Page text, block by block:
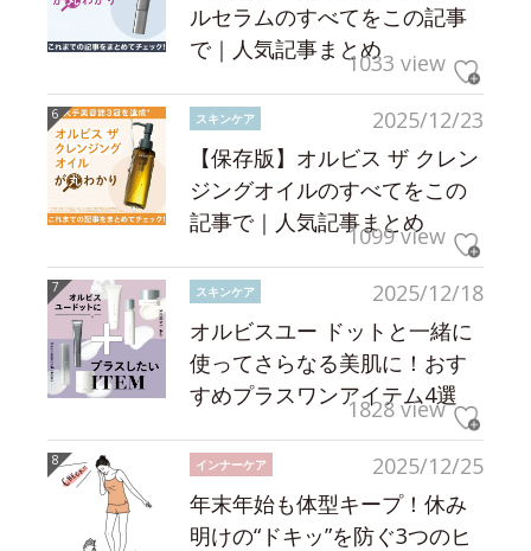
ルセラムのすべてをこの記事
で｜人気記事まとめ1033 view
2025/12/23
スキンケア
【保存版】オルビス ザ クレン
ジングオイルのすべてをこの
記事で｜人気記事まとめ
1099 view
2025/12/18
スキンケア
オルビスユー ドットと一緒に
使ってさらなる美肌に！おす
すめプラスワンアイテム4選
1828 view
2025/12/25
インナーケア
年末年始も体型キープ！休み
明けの“ドキッ”を防ぐ3つのヒ